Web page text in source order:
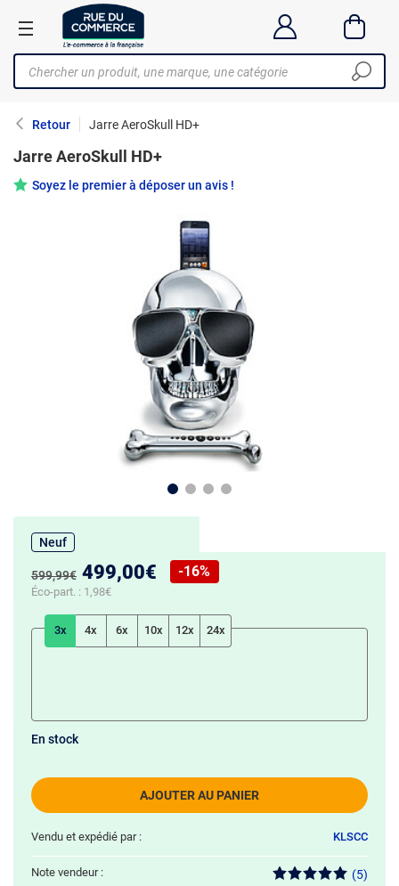
Retour Jarre AeroSkull HD+
Jarre AeroSkull HD+
Soyez le premier à déposer un avis !
Neuf
Ancien prix :
599,99€ Nouveau prix :
499,00€
Réduction de :
-16%
Éco-part. : 1,98€
3x 4x 6x 10x 12x 24x
AJOUTER AU PANIER
En stock
Vendu et expédié par : KLSCC
Note vendeur : (5)